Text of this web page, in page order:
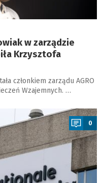
w zarządzie
Krzysztofa
członkiem zarządu AGRO
Wzajemnych. …
0